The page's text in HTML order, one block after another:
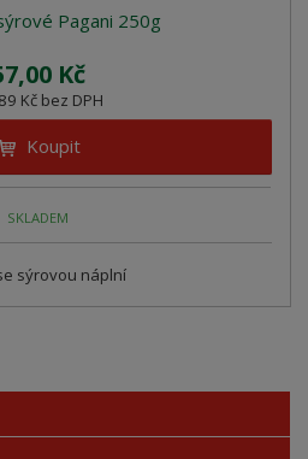
Pagani 250g
Kč
Kč bez DPH
Koupit
SKLADEM
sýrovou náplní